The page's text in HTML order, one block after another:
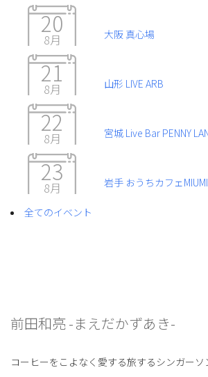
20
8月 大阪 真心場
21
8月 山形 LIVE ARB
22
8月 宮城 Live Bar PENNY
23
8月 岩手 おうちカフェ
全てのイベント
前田和亮 -まえだかずあき-
コーヒーをこよなく愛する旅するシンガーソ